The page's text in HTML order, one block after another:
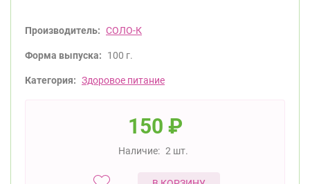
Производитель: СОЛО-К
Форма выпуска: 100 г.
Категория: Здоровое питание
150 ₽
Наличие: 2 шт.